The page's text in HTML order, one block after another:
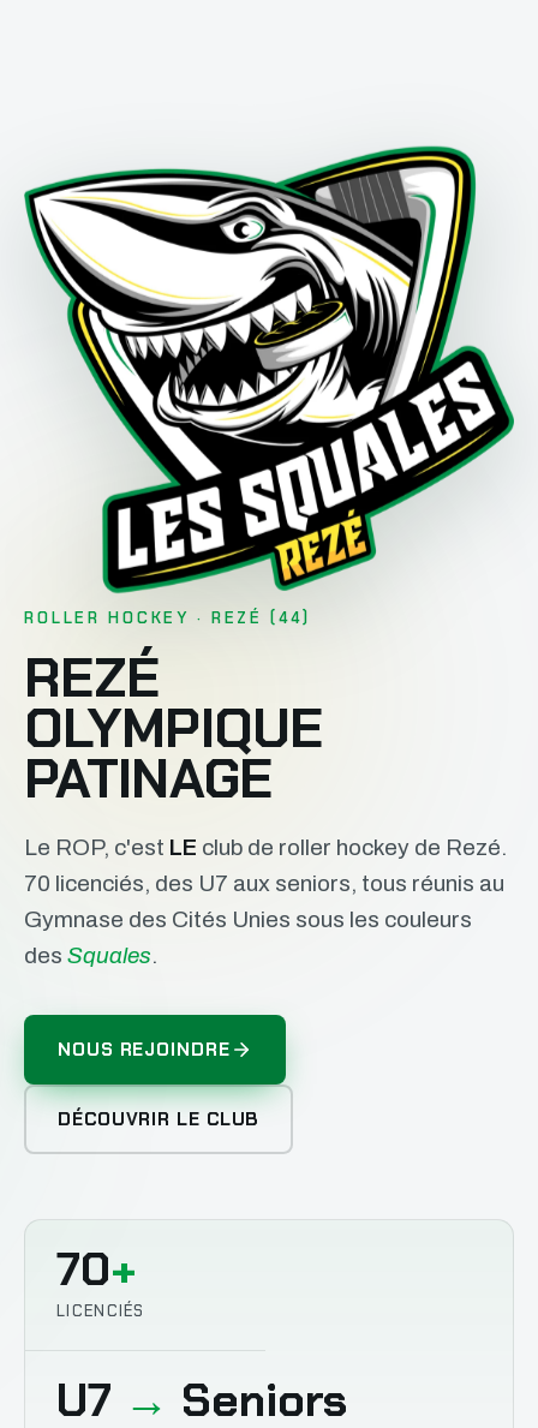
ROLLER HOCKEY · REZÉ (44)
REZÉ
OLYMPIQUE
PATINAGE
Le ROP, c'est LE club de roller hockey de Rezé.
70 licenciés, des U7 aux seniors, tous réunis au
Gymnase des Cités Unies sous les couleurs
des Squales.
NOUS REJOINDRE
DÉCOUVRIR LE CLUB
70+
LICENCIÉS
U7 → Seniors